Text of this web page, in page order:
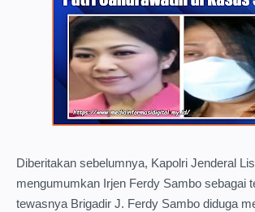
Diberitakan sebelumnya, Kapolri Jenderal
mengumumkan Irjen Ferdy Sambo sebagai
tewasnya Brigadir J. Ferdy Sambo diduga